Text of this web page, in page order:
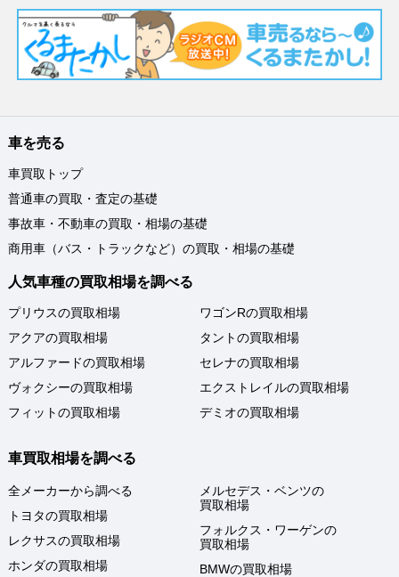
車を売る
車買取トップ
普通車の買取・査定の基礎
事故車・不動車の買取・相場の基礎
商用車（バス・トラックなど）の買取・相場の基礎
人気車種の買取相場を調べる
プリウスの買取相場
アクアの買取相場
アルファードの買取相場
ヴォクシーの買取相場
フィットの買取相場
ワゴンRの買取相場
タントの買取相場
セレナの買取相場
エクストレイルの買取相場
デミオの買取相場
車買取相場を調べる
全メーカーから調べる
トヨタの買取相場
レクサスの買取相場
ホンダの買取相場
メルセデス・ベンツの
買取相場
フォルクス・ワーゲンの
買取相場
BMWの買取相場